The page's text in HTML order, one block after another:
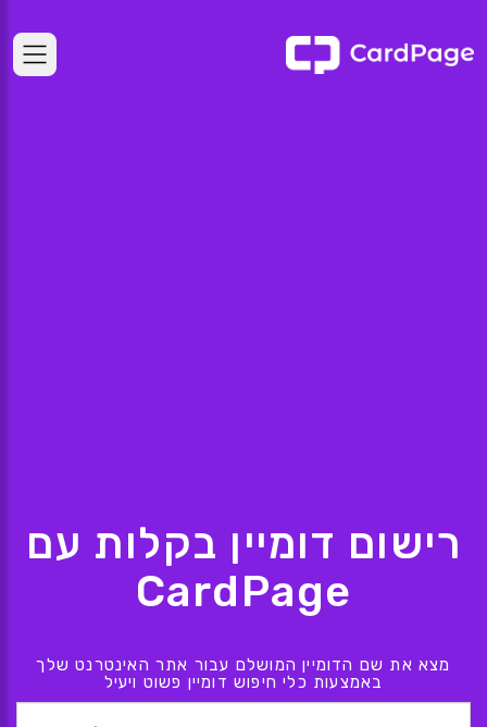
רישום דומיין בקלות עם
CardPage
מצא את שם הדומיין המושלם עבור אתר האינטרנט שלך
באמצעות כלי חיפוש דומיין פשוט ויעיל